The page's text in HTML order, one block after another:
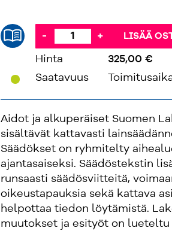
- + LISÄÄ
Hinta
325,00 €
Saatavuus
Aidot ja alkuperäiset Suomen
sisältävät kattavasti
Säädökset on ryhmitelty
ajantasaiseksi. Säädöstekstin
runsaasti säädösviitteitä,
oikeustapauksia sekä kattava
helpottaa tiedon löytämistä.
muutokset ja esityöt on lueteltu